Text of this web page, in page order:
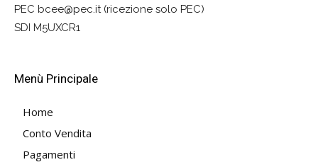
PEC bcee@pec.it (ricezione solo PEC)
SDI M5UXCR1
Menù Principale
Home
Conto Vendita
Pagamenti